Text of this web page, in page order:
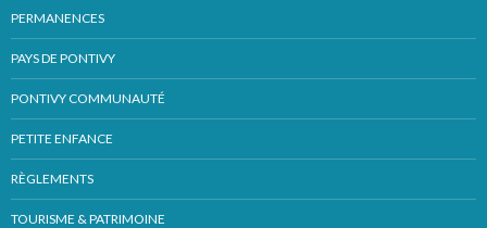
PERMANENCES
PAYS DE PONTIVY
PONTIVY COMMUNAUTÉ
PETITE ENFANCE
RÈGLEMENTS
TOURISME & PATRIMOINE